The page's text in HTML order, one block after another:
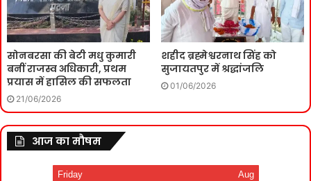
सोनबरसा की बेटी मधु कुमारी
बनीं राजस्व अधिकारी, प्रथम
प्रयास में हासिल की सफलता
21/06/2026
शहीद ब्रह्मेश्वरनाथ सिंह को
सुजायतपुर में श्रद्धांजलि
01/06/2026
आज का मौषम
Friday Aug